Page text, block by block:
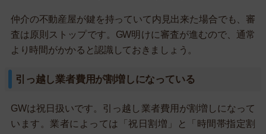
仲介の不動産屋が鍵を持っていて内見出来た場合でも、審
査は原則ストップです。GW明けに審査が進むので、通常
より時間がかかると認識しておきましょう。
引っ越し業者費用が割増しになっている
GWは祝日扱いです。引っ越し業者費用が割増しになって
います。業者によっては「祝日割増」と「時間帯指定割